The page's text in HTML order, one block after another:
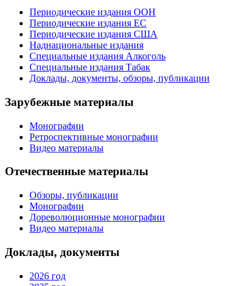
Периодические издания ООН
Периодические издания ЕС
Периодические издания США
Наднациональные издания
Специальные издания Алкоголь
Специальные издания Табак
Доклады, документы, обзоры, публикации
Зарубежные материалы
Монографии
Ретроспективные монографии
Видео материалы
Отечественные материалы
Обзоры, публикации
Монографии
Дореволюционные монографии
Видео материалы
Доклады, документы
2026 год